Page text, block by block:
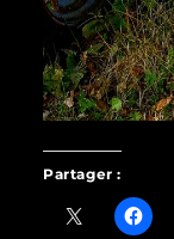
Partager :